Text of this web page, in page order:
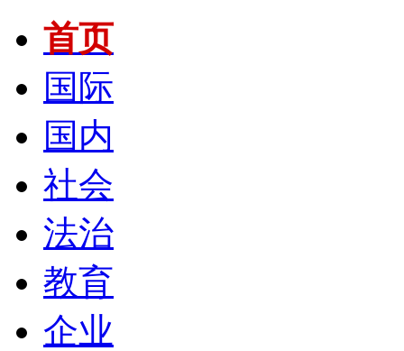
首页
国际
国内
社会
法治
教育
企业